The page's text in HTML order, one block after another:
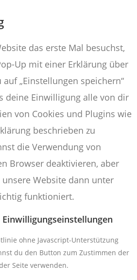
das erste Mal besuchst,
Up mit einer Erklärung über
auf „Einstellungen speichern“
deine Einwilligung alle von dir
von Cookies und Plugins wie
beschrieben zu
die Verwendung von
Browser deaktivieren, aber
Website dann unter
funktioniert.
ohne Javascript-Unterstützung
du den Button zum Zustimmen der
Seite verwenden.